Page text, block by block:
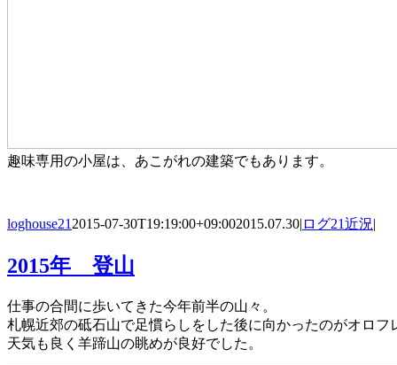
趣味専用の小屋は、あこがれの建築でもあります。
loghouse21 2015-07-30T19:19:00+09:002015.07.30| ログ21近況|
2015年 登山
仕事の合間に歩いてきた今年前半の山々。
札幌近郊の砥石山で足慣らしをした後に向かったのがオロフ
天気も良く羊蹄山の眺めが良好でした。